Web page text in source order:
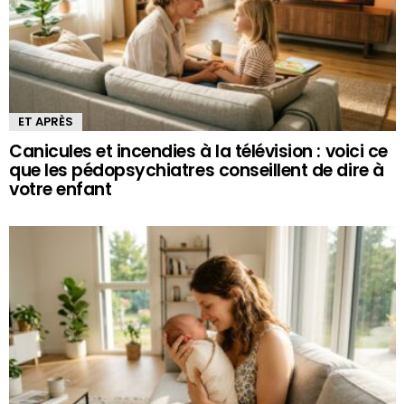
ET APRÈS
Canicules et incendies à la télévision : voici ce
que les pédopsychiatres conseillent de dire à
votre enfant